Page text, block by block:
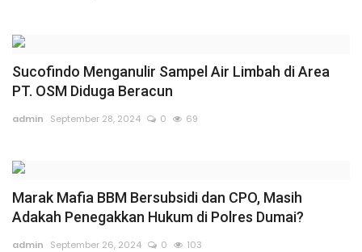
Sucofindo Menganulir Sampel Air Limbah di Area
PT. OSM Diduga Beracun
admin September 28, 2024 0 69
Marak Mafia BBM Bersubsidi dan CPO, Masih
Adakah Penegakkan Hukum di Polres Dumai?
admin September 26, 2024 0 103